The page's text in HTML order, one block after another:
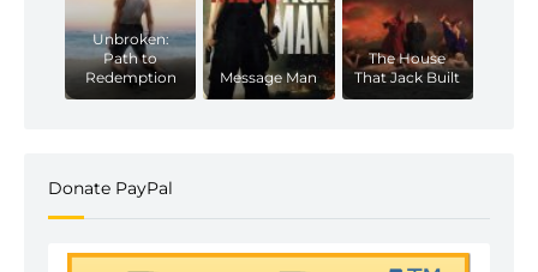
Unbroken:
Path to
Redemption
Message Man
The House
That Jack Built
Donate PayPal